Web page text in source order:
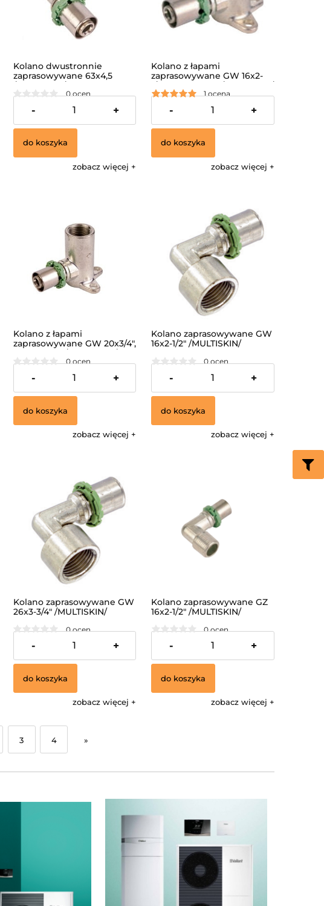
Kolano dwustronnie
zaprasowywane 63x4,5
/MULTISKIN/
0 ocen
331,20 zł
- +
do koszyka
zobacz więcej
Kolano z łapami
zaprasowywane GW 16x2-
1/2", wys.40 mm /MULTISKIN/
1 ocena
30,96 zł
- +
do koszyka
zobacz więcej
Kolano z łapami
zaprasowywane GW 20x3/4",
0 ocen
47,23 zł
- +
do koszyka
zobacz więcej
Kolano zaprasowywane GW
16x2-1/2" /MULTISKIN/
0 ocen
24,19 zł
- +
do koszyka
zobacz więcej
Kolano zaprasowywane GW
26x3-3/4" /MULTISKIN/
0 ocen
46,51 zł
- +
do koszyka
zobacz więcej
Kolano zaprasowywane GZ
16x2-1/2" /MULTISKIN/
0 ocen
26,21 zł
- +
do koszyka
zobacz więcej
3 4 »